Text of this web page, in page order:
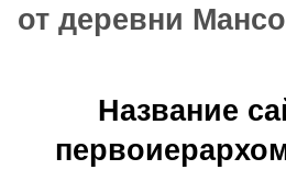
от деревни
Название